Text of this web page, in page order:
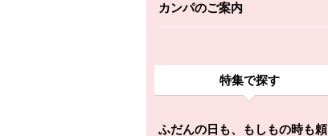
カンパのご案内
特集で探す
ふだんの日も、もしもの時も頼